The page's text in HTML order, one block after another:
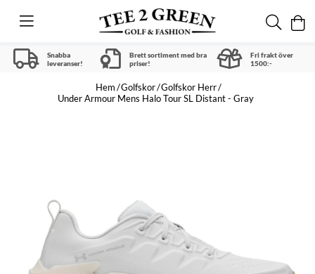
Snabba
leveranser!
Brett sortiment med bra
priser!
Fri frakt över
1500:-
Hem Golfskor Golfskor Herr
Under Armour Mens Halo Tour SL Distant - Gray